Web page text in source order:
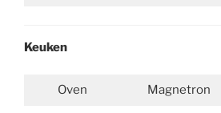
Keuken
Oven Magnetron